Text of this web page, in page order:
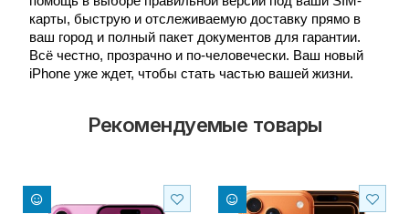
карты, быструю и отслеживаемую доставку прямо в
ваш город и полный пакет документов для гарантии.
Всё честно, прозрачно и по-человечески. Ваш новый
iPhone уже ждет, чтобы стать частью вашей жизни.
Рекомендуемые товары